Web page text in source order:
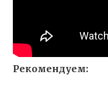
Рекомендуем: